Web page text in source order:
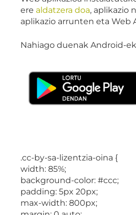
ere aldatzera doa, aplikazio
aplikazio arrunten eta Web
Nahiago duenak Android-
.cc-by-sa-lizentzia-oina {
width: 85%;
background-color: #ccc;
padding: 5px 20px;
max-width: 800px;